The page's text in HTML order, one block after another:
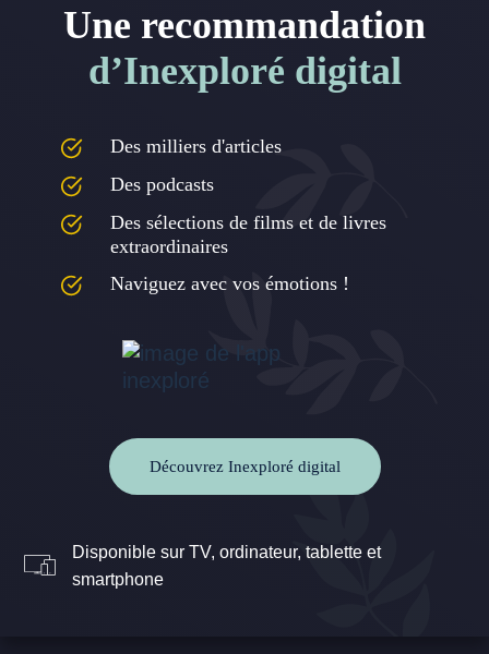
Une recommandation
d’Inexploré digital
Des milliers d'articles
Des podcasts
Des sélections de films et de livres
extraordinaires
Naviguez avec vos émotions !
Découvrez Inexploré digital
Disponible sur TV, ordinateur, tablette et
smartphone